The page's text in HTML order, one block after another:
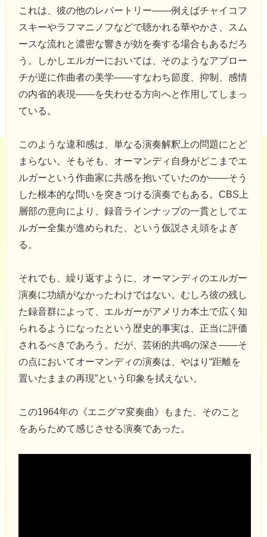
これは、彼の他のレパートリー――例えばチャイコフ
スキーやラフマニノフなどで聴かれる華やかさ、スム
ースな流れと濃密な響きが効を奏する場合もあるだろ
う。しかしエルガーにおいては、そのようなアプロー
チが逆に作曲者の美学――すなわち節度、抑制、感情
の内省的表現――を失わせる方向へと作用してしまっ
ている。
このような違和感は、単なる演奏解釈上の問題にとど
まらない。そもそも、オーマンディ自身がどこまでエ
ルガーという作曲家に共感を抱いていたのか――そう
した根本的な問いを突きつける演奏でもある。CBS上
層部の意向により、録音ラインナップの一貫としてエ
ルガー全集が進められた、という仮説さえ頭をよぎ
る。
それでも、繰り返すように、オーマンディのエルガー
演奏に功績がなかったわけではない。むしろ彼の残し
た録音群によって、エルガーがアメリカ本土で広く知
られるようになったという歴史的事実は、正当に評価
されるべきであろう。だが、芸術的共鳴の深さ――そ
の点においてオーマンディの演奏は、やはり“距離を
置いたままの再現”という印象を拭えない。
この1964年の《エニグマ変奏曲》もまた、そのこと
をあらためて感じさせる演奏であった。